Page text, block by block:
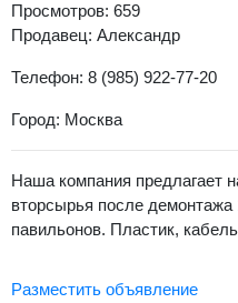
Просмотров: 659
Продавец: Александр
Телефон: 8 (985) 922-77-20
Город: Москва
Наша компания предлагает
вторсырья после демонтажа
павильонов. Пластик,
Разместить объявление